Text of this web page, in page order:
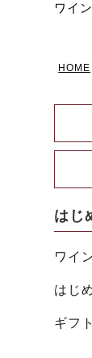
ワイ
HOME
はじ
ワイ
はじ
ギフ